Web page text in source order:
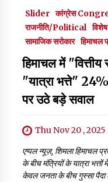
Slider कांग्रेस
राजनीति/Political
सामाजिक सरोकार हिमाचल
हिमाचल में
"यात्रा भत्ते"
पर उठे बड़े सवाल
Thu Nov 20 , 2025
एप्पल न्यूज़, शिमला हिमाचल
के बीच मंत्रियों के यात्रा
केवल जनता के बीच गुस्सा पैदा